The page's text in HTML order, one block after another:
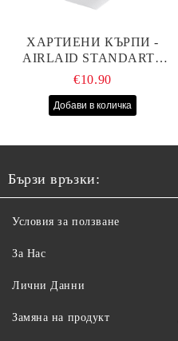
ХАРТИЕНИ КЪРПИ -
AIRLAID STANDART -
40СМ/70СМ - 100БР
€10.90
Бързи връзки:
Условия за ползване
За Нас
Лични Данни
Замяна на продукт